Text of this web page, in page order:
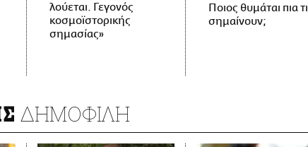
λούεται. Γεγονός
κοσμοϊστορικής
σημασίας»
Ποιος θυμάται πια τι
σημαίνουν;
ΔΗΜΟΦΙΛΗ